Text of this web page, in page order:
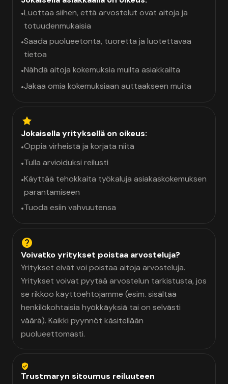
•Luottaa siihen, että arvostelut ovat aitoja ja
totuudenmukaisia
•Saada puolueetonta, tuoretta ja luotettavaa
tietoa
•Nähdä aitoja kokemuksia muilta asiakkailta
•Jakaa omia kokemuksiaan auttaakseen muita
Jokaisella yrityksellä on oikeus:
•Oppia virheistä ja korjata niitä
•Tulla arvioiduksi reilusti
•Käyttää tehokkaita työkaluja asiakaskokemuksen
parantamiseen
•Tuoda esiin vahvuutensa
Voivatko yritykset poistaa arvosteluja?
Yritykset eivät voi poistaa aitoja arvosteluja.
Yritykset voivat pyytää arvostelun tarkistusta, jos
se rikkoo käyttöehtojamme (esim. sisältää
henkilökohtaisia hyökkäyksiä tai on selvästi
väärä). Kaikki pyynnöt käsitellään
puolueettomasti.
Trustmaryn sitoumus reiluuteen